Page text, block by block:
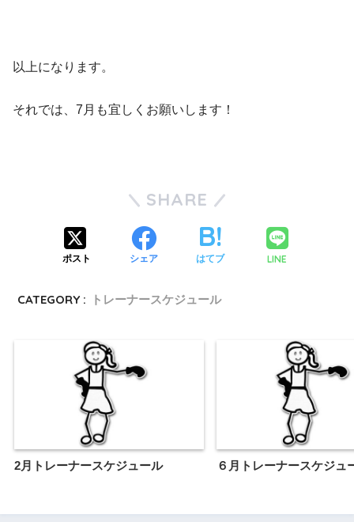
以上になります。
それでは、7月も宜しくお願いします！
SHARE
ポスト シェア はてブ LINE
CATEGORY : トレーナースケジュール
2月トレーナースケジュール ６月トレーナースケジュ